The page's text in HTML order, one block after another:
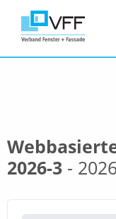
Inhalt
springen
2026-3 -